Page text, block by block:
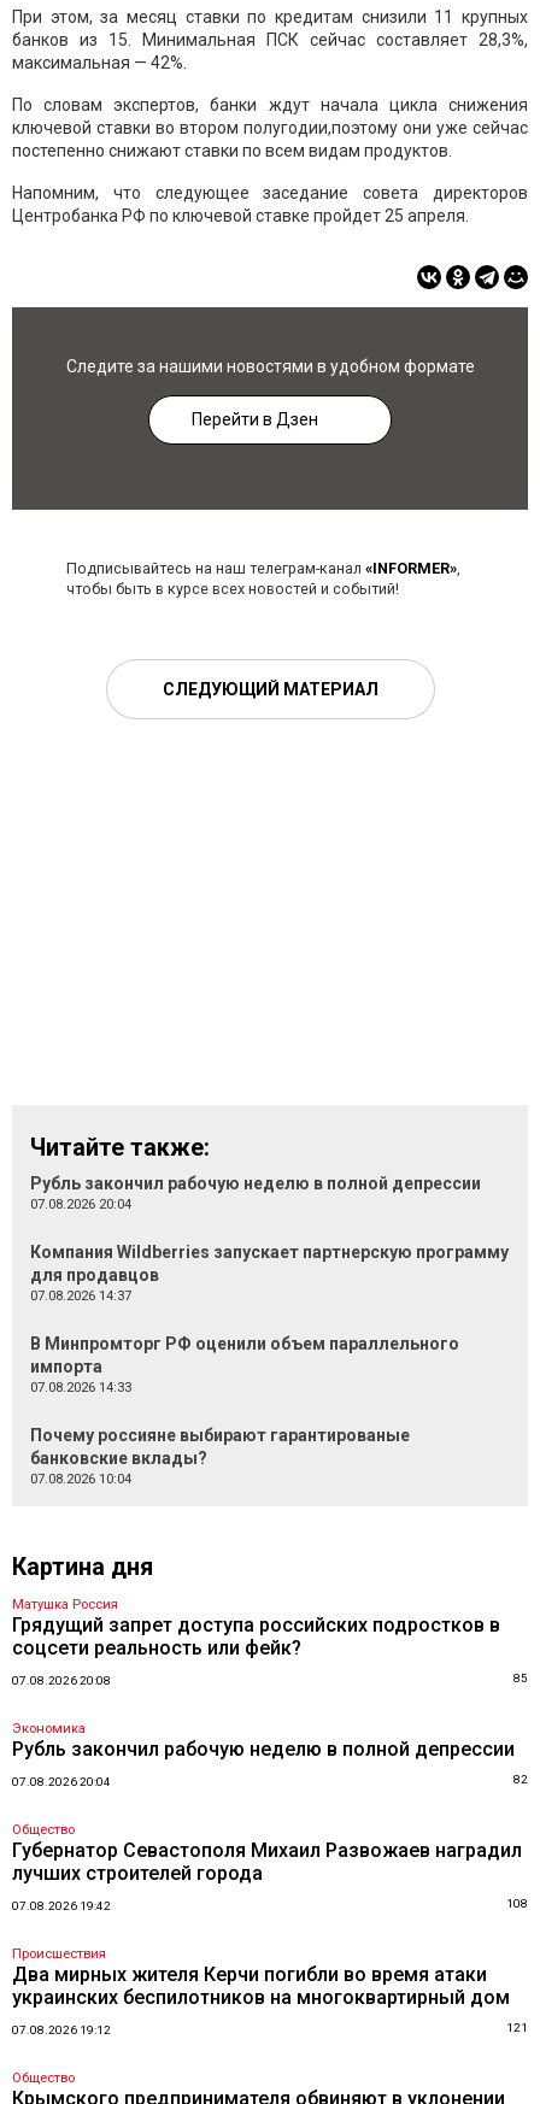
При этом, за месяц ставки по кредитам снизили 11 крупных
банков из 15. Минимальная ПСК сейчас составляет 28,3%,
максимальная — 42%.
По словам экспертов, банки ждут начала цикла снижения
ключевой ставки во втором полугодии,поэтому они уже сейчас
постепенно снижают ставки по всем видам продуктов.
Напомним, что следующее заседание совета директоров
Центробанка РФ по ключевой ставке пройдет 25 апреля.
Следите за нашими новостями в удобном формате
Перейти в Дзен
Подписывайтесь на наш телеграм-канал «INFORMER»,
чтобы быть в курсе всех новостей и событий!
СЛЕДУЮЩИЙ МАТЕРИАЛ
Читайте также:
Рубль закончил рабочую неделю в полной депрессии
07.08.2026 20:04
Компания Wildberries запускает партнерскую программу
для продавцов
07.08.2026 14:37
В Минпромторг РФ оценили объем параллельного
импорта
07.08.2026 14:33
Почему россияне выбирают гарантированые
банковские вклады?
07.08.2026 10:04
Картина дня
Матушка Россия
Грядущий запрет доступа российских подростков в
соцсети реальность или фейк?
07.08.2026 20:08 85
Экономика
Рубль закончил рабочую неделю в полной депрессии
07.08.2026 20:04 82
Общество
Губернатор Севастополя Михаил Развожаев наградил
лучших строителей города
07.08.2026 19:42 108
Происшествия
Два мирных жителя Керчи погибли во время атаки
украинских беспилотников на многоквартирный дом
07.08.2026 19:12 121
Общество
Крымского предпринимателя обвиняют в уклонении